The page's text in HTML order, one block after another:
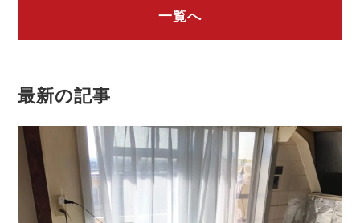
一覧へ
最新の記事